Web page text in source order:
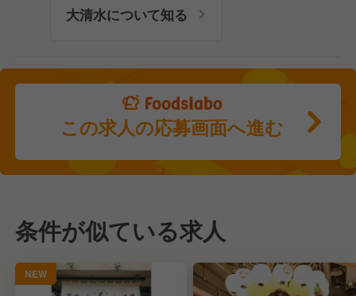
大清水について知る
この求人の応募画面へ進む
条件が似ている求人
NEW